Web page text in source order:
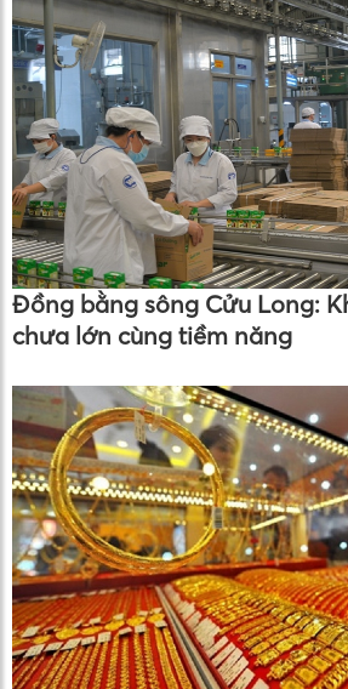
Đồng bằng sông Cửu Long:
chưa lớn cùng tiềm năng